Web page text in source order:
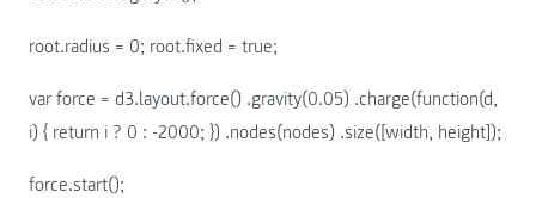
root.radius = 0; root.fixed = true;
var force = d3.layout.force() .gravity(0.05) .charge(function(d,
i) { return i ? 0 : -2000; }) .nodes(nodes) .size([width, height]);
force.start();